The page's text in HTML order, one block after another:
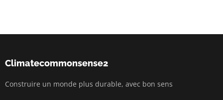
Climatecommonsense2
Construire un monde plus durable, avec bon sens